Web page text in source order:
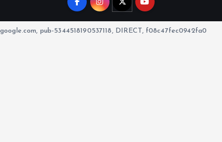
google.com, pub-5344518190537118, DIRECT, f08c47fec0942fa0